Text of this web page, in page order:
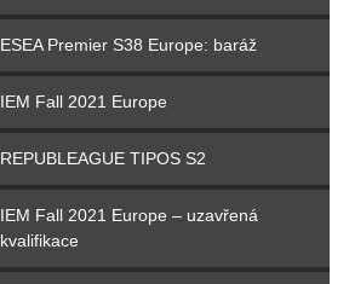
ESEA Premier S38 Europe: baráž
IEM Fall 2021 Europe
REPUBLEAGUE TIPOS S2
IEM Fall 2021 Europe – uzavřená
kvalifikace